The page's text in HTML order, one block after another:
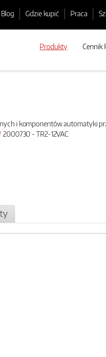
Blog Gdzie kupić Praca
Produkty Cennik
i komponentów automatyki
2000730 - TR2-12VAC